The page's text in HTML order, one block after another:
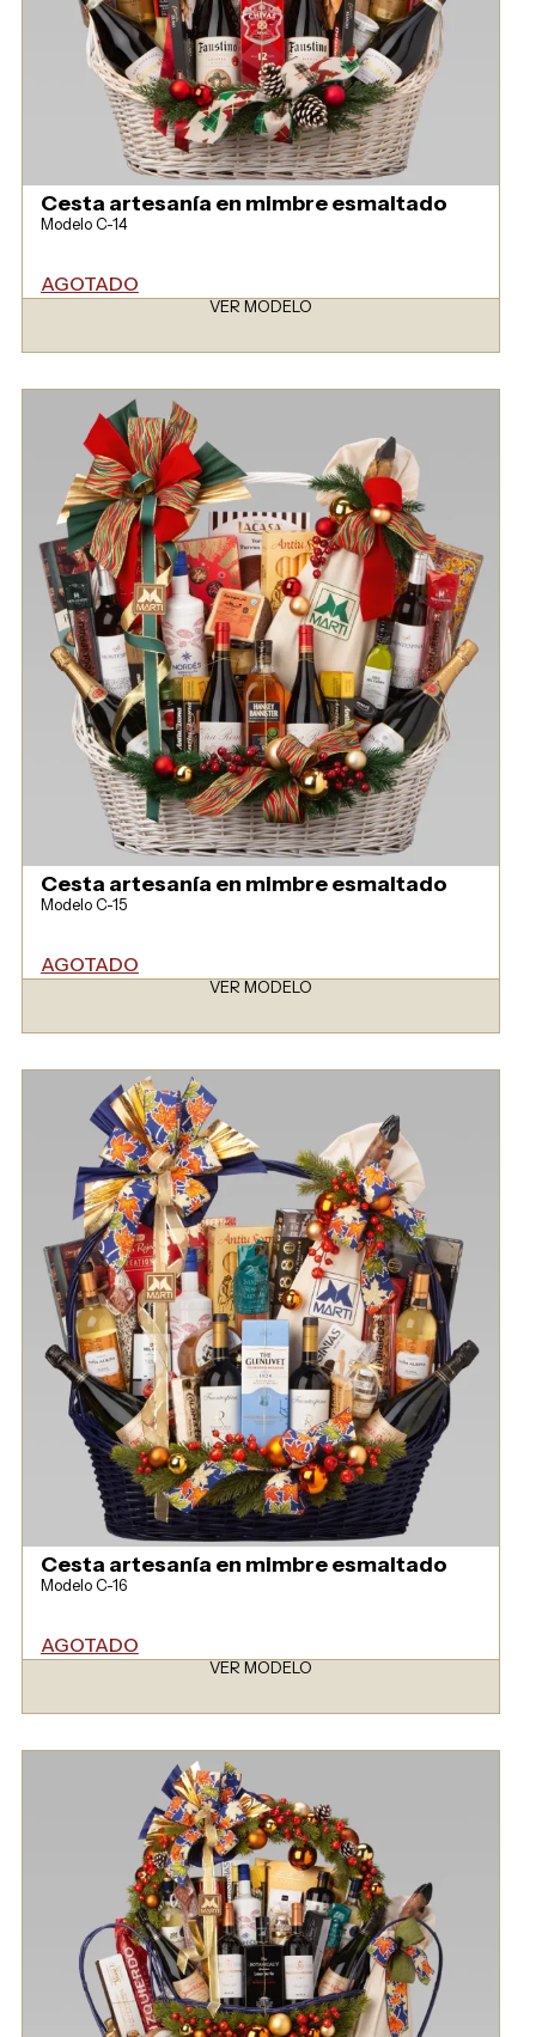
Cesta artesanía en mimbre esmaltado
Modelo C-14
AGOTADO
VER MODELO
Cesta artesanía en mimbre esmaltado
Modelo C-15
AGOTADO
VER MODELO
Cesta artesanía en mimbre esmaltado
Modelo C-16
AGOTADO
VER MODELO